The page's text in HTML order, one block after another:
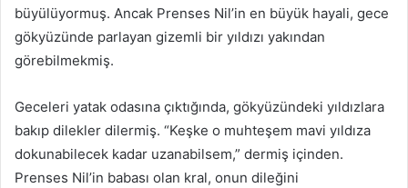
büyülüyormuş. Ancak Prenses Nil’in en büyük hayali, gece
gökyüzünde parlayan gizemli bir yıldızı yakından
görebilmekmiş.
Geceleri yatak odasına çıktığında, gökyüzündeki yıldızlara
bakıp dilekler dilermiş. “Keşke o muhteşem mavi yıldıza
dokunabilecek kadar uzanabilsem,” dermiş içinden.
Prenses Nil’in babası olan kral, onun dileğini